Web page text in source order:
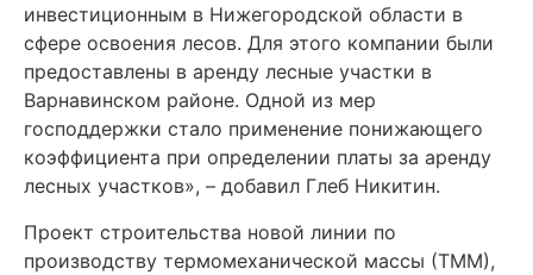
инвестиционным в Нижегородской области в
сфере освоения лесов. Для этого компании были
предоставлены в аренду лесные участки в
Варнавинском районе. Одной из мер
господдержки стало применение понижающего
коэффициента при определении платы за аренду
лесных участков», – добавил Глеб Никитин.
Проект строительства новой линии по
производству термомеханической массы (ТММ),